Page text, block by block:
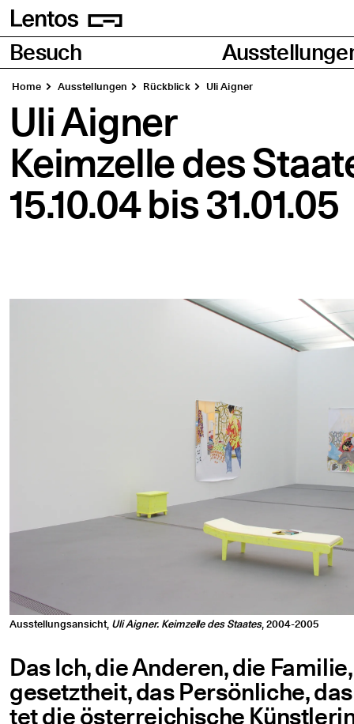
Homepage
Seiten
Besuch
Home Aus­stel­lun­gen Rück­blick Uli Aigner
Uli Aigner
Keim­zel­le des
15.10.04bis31.01.05
Ausstellungsansicht, Uli Aigner. Keimzelle des Staates, 2004-2005
Das Ich, die Ande­ren, die
ge­setzt­heit, das Per­sön­li­che,
tet die öster­rei­chi­sche